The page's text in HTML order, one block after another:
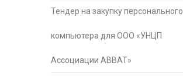
Тендер на закупку персонального
компьютера для ООО «УНЦП
Ассоциации АВВАТ»